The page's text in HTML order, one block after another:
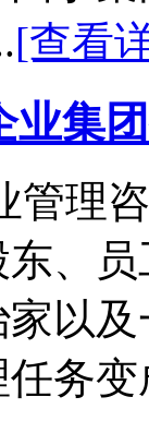
[查看
业集
管理
、
以
务